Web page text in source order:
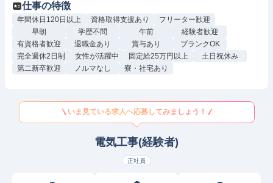
仕事の特徴
年間休日120日以上 資格取得支援あり
フリーター歓迎
早朝
学歴不問 午前
経験者歓迎
有資格者歓迎
退職金あり 賞与あり
ブランクOK
完全週休2日制
女性が活躍中 固定給25万円以上
土日祝休み
第二新卒歓迎
ノルマなし 寮・社宅あり
いま見ている求人へ応募してみましょう！
電気工事(経験者)
正社員